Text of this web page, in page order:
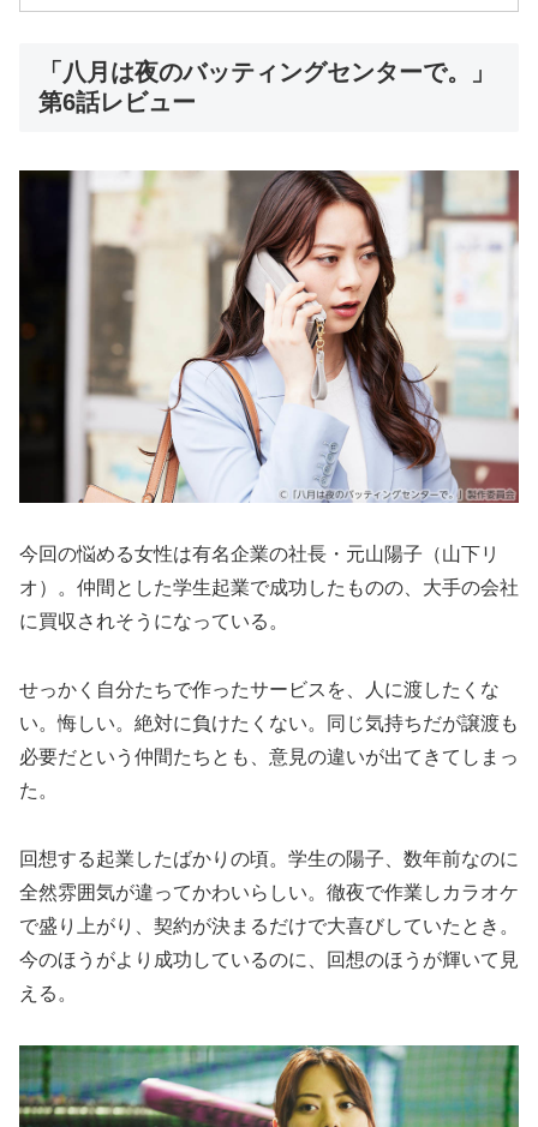
「八月は夜のバッティングセンターで。」
第6話レビュー
今回の悩める女性は有名企業の社長・元山陽子（山下リ
オ）。仲間とした学生起業で成功したものの、大手の会社
に買収されそうになっている。
せっかく自分たちで作ったサービスを、人に渡したくな
い。悔しい。絶対に負けたくない。同じ気持ちだが譲渡も
必要だという仲間たちとも、意見の違いが出てきてしまっ
た。
回想する起業したばかりの頃。学生の陽子、数年前なのに
全然雰囲気が違ってかわいらしい。徹夜で作業しカラオケ
で盛り上がり、契約が決まるだけで大喜びしていたとき。
今のほうがより成功しているのに、回想のほうが輝いて見
える。